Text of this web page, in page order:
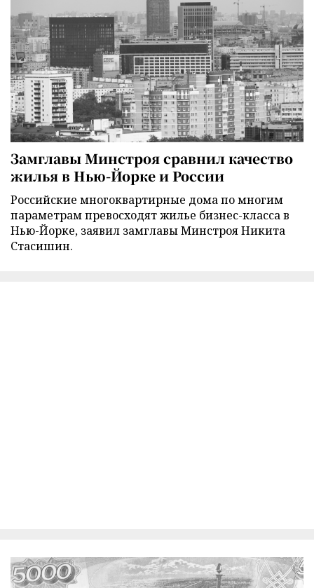
Замглавы Минстроя сравнил качество
жилья в Нью-Йорке и России
Российские многоквартирные дома по многим
параметрам превосходят жилье бизнес-класса в
Нью-Йорке, заявил замглавы Минстроя Никита
Стасишин.